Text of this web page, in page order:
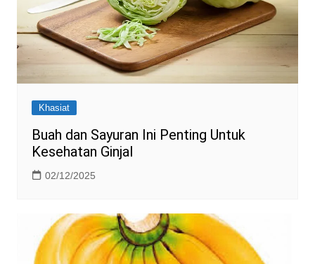
Khasiat
Buah dan Sayuran Ini Penting Untuk
Kesehatan Ginjal
02/12/2025